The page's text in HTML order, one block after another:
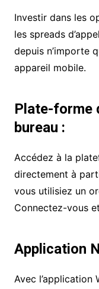
Investir dans les
les spreads
depuis n’importe
appareil mobile.
Plate-forme
bureau :
Accédez à la
directement à
vous utilisiez un
Connectez-vous
Application
Avec l’application